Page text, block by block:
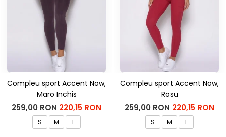
Compleu sport Accent Now,
Maro Inchis
259,00 RON220,15 RON
S M L
Compleu sport Accent Now,
Rosu
259,00 RON220,15 RON
S M L